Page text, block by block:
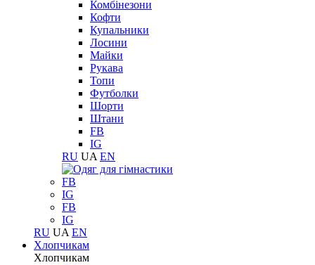
Комбінезони
Кофти
Купальники
Лосини
Майки
Рукава
Топи
Футболки
Шорти
Штани
FB
IG
RU UA EN
FB
IG
FB
IG
RU UA EN
Хлопчикам
Хлопчикам